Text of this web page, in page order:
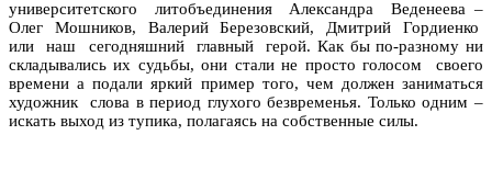
университетского литобъединения Александра Веденеева –
Олег Мошников, Валерий Березовский, Дмитрий Гордиенко
или наш сегодняшний главный герой. Как бы по-разному ни
складывались их судьбы, они стали не просто голосом своего
времени а подали яркий пример того, чем должен заниматься
художник слова в период глухого безвременья. Только одним –
искать выход из тупика, полагаясь на собственные силы.